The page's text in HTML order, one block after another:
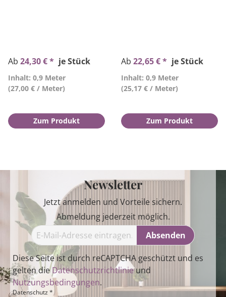
Ab 24,30 € * je Stück
Inhalt: 0,9 Meter
(27,00 € / Meter)
Zum Produkt
Ab 22,65 € * je Stück
Inhalt: 0,9 Meter
(25,17 € / Meter)
Zum Produkt
Newsletter
Jetzt anmelden und Vorteile sichern.
Abmeldung jederzeit möglich.
Absenden
Diese Seite ist durch reCAPTCHA geschützt und es
gelten dieDatenschutzrichtlinieund
Nutzungsbedingungen.
Datenschutz *